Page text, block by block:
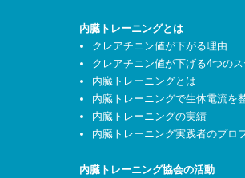
内臓トレーニングとは
クレアチニン値が下がる理由
クレアチニン値が下げる4つの
内臓トレーニングとは
内臓トレーニングで生体電流を
内臓トレーニングの実績
内臓トレーニング実践者のプロ
内臓トレーニング協会の活動